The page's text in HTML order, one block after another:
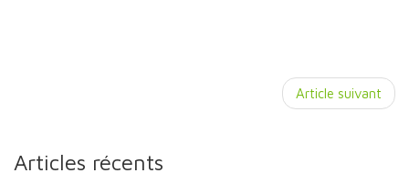
Article suivant
Articles récents